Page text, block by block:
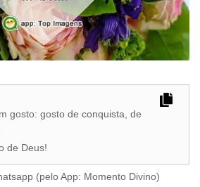
gosto: gosto de conquista, de
de Deus!
(pelo App: Momento Divino)